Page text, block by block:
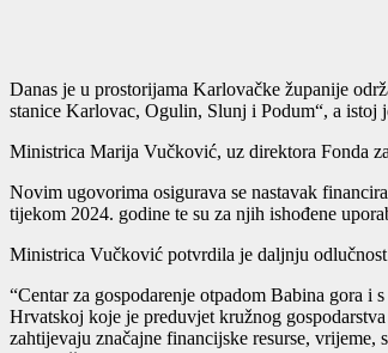
Danas je u prostorijama Karlovačke županije
stanice Karlovac, Ogulin, Slunj i Podum“, a istoj
Ministrica Marija Vučković, uz direktora Fonda
Novim ugovorima osigurava se nastavak
tijekom 2024. godine te su za njih ishođene
Ministrica Vučković potvrdila je daljnju
“Centar za gospodarenje otpadom Babina gora
Hrvatskoj koje je preduvjet kružnog
zahtijevaju značajne financijske resurse,